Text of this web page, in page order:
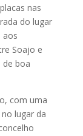
nas
do lugar
aos
Soajo e
de boa
com uma
lugar da